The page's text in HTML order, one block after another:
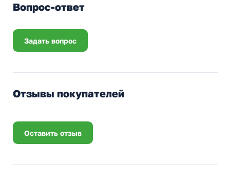
Вопрос-ответ
Задать вопрос
Отзывы покупателей
Оставить отзыв